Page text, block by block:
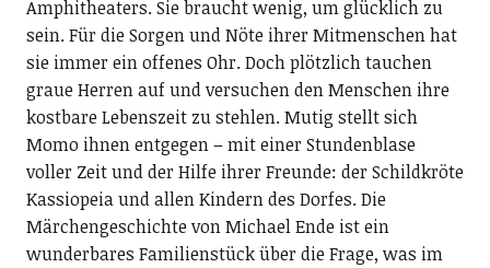
Amphitheaters. Sie braucht wenig, um glücklich zu
sein. Für die Sorgen und Nöte ihrer Mitmenschen hat
sie immer ein offenes Ohr. Doch plötzlich tauchen
graue Herren auf und versuchen den Menschen ihre
kostbare Lebenszeit zu stehlen. Mutig stellt sich
Momo ihnen entgegen – mit einer Stundenblase
voller Zeit und der Hilfe ihrer Freunde: der Schildkröte
Kassiopeia und allen Kindern des Dorfes. Die
Märchengeschichte von Michael Ende ist ein
wunderbares Familienstück über die Frage, was im